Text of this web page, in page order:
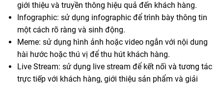
giới thiệu và truyền thông hiệu quả đến khách hàng.
Infographic: sử dụng infographic để trình bày thông tin
một cách rõ ràng và sinh động.
Meme: sử dụng hình ảnh hoặc video ngắn với nội dung
hài hước hoặc thú vị để thu hút khách hàng.
Live Stream: sử dụng live stream để kết nối và tương tác
trực tiếp với khách hàng, giới thiệu sản phẩm và giải